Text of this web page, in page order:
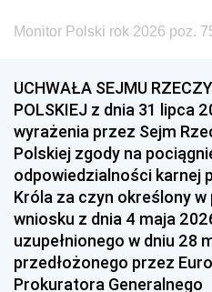
1996 1995
1993 1992
1990 1989
1987 1986
1984 1983
1981 1980
1978 1977
Monitor Polski rok 2026 poz.
UCHWAŁA SEJMU
POLSKIEJ z dnia 31 lipca
wyrażenia przez Sejm
Polskiej zgody na
odpowiedzialności karnej
Króla za czyn określony w
wniosku z dnia 4 maja
uzupełnionego w dniu 28
przedłożonego przez
Prokuratora Generalnego